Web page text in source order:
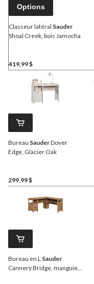
Options
Classeur latéral Sauder
Shoal Creek, bois Jamocha
419,99 $
Bureau SauderDover
Edge, Glacier Oak
299,99 $
Bureau en L Sauder
Cannery Bridge, manguier